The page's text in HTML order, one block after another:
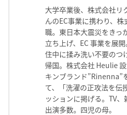
大学卒業後、株式会社リ
んのEC事業に携わり、
職。東日本大震災をきっ
立ち上げ、EC 事業を展
住中に揉み洗い不要のつ
帰国。株式会社 Heulie
キンブランド”Rinenna”
て、「洗濯の正攻法を伝
ッションに掲げる。TV
出演多数。四児の母。